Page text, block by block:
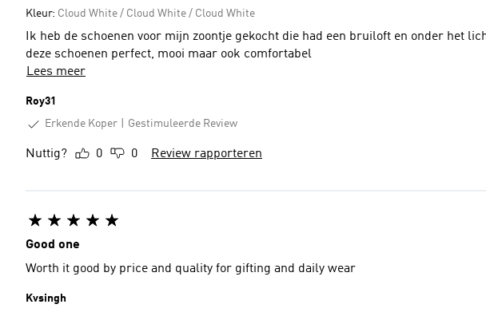
Kleur: Cloud White / Cloud White / Cloud White
Ik heb de schoenen voor mijn zoontje gekocht die had een bruiloft en onder het
deze schoenen perfect, mooi maar ook comfortabel
Lees meer
Roy31
Erkende Koper
Gestimuleerde Review
Nuttig? 0 0 Review rapporteren
Good one
Worth it good by price and quality for gifting and daily wear
Kvsingh